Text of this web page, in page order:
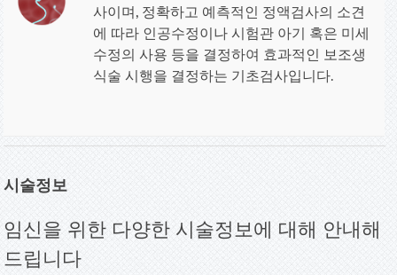
사이며, 정확하고 예측적인 정액검사의 소견
에 따라 인공수정이나 시험관 아기 혹은 미세
수정의 사용 등을 결정하여 효과적인 보조생
식술 시행을 결정하는 기초검사입니다.
시술정보
임신을 위한 다양한 시술정보에 대해 안내해
드립니다